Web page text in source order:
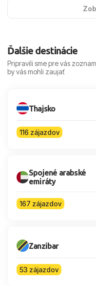
Ďalšie destinácie
Pripravili sme pre vás
by vás mohli zaujať
Thajsko
116 zájazdov
Spojené arabské
emiráty
167 zájazdov
Zanzibar
53 zájazdov